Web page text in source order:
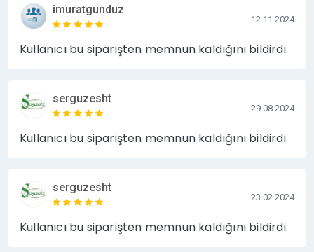
imuratgunduz
12.11.2024
Kullanıcı bu siparişten memnun kaldığını bildirdi.
serguzesht
29.08.2024
Kullanıcı bu siparişten memnun kaldığını bildirdi.
serguzesht
23.02.2024
Kullanıcı bu siparişten memnun kaldığını bildirdi.